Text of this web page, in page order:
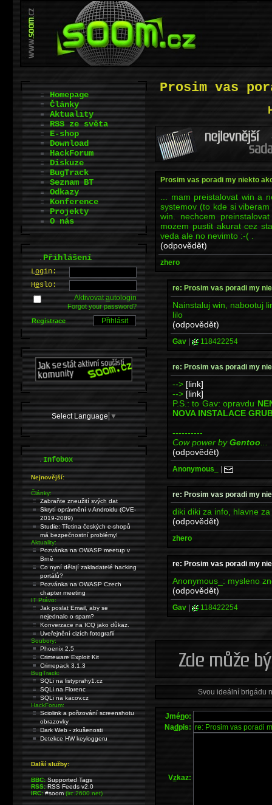
Prosim vas
Prosim vas poradi my niekto
... mam preistalovat win a
systemov (to kde si
win. nechcem
mozem pustit akurat cez
veda ale no nevimto :-( .
(odpovědět)
zhero
re: Prosim vas poradi my
Nainstaluj win, nabootuj
lilo
(odpovědět)
Gav | 118422254
re: Prosim vas poradi my
--> [link]
--> [link]
P.S.: to Gav: opravdu
NOVA INSTALACE
----------
Cow power byGentoo
(odpovědět)
Anonymous_ |
re: Prosim vas poradi my
diki diki za info, hlavne
(odpovědět)
zhero
re: Prosim vas poradi my
Anonymous_: mysleno
(odpovědět)
Gav | 118422254
Svou ideální brigádu
Jméno:
Nadpis:
Vzkaz:
Homepage
Články
Aktuality
RSS ze světa
E-shop
Download
HackForum
Diskuze
BugTrack
Seznam BT
Odkazy
Konference
Projekty
O nás
.Přihlášení
Login:
Heslo:
Aktivovatautologin
Forgot your password?
Registrace
Select Language ▼
.Infobox
Nejnovější:
Články:
Zabraňte zneužití svých dat
Skrytí oprávnění v Androidu (CVE-
2019-2089)
Studie: Třetina českých e-shopů
má bezpečnostní problémy!
Aktuality:
Pozvánka na OWASP meetup v
Brně
Co nyní dělají zakladatelé hacking
portálů?
Pozvánka na OWASP Czech
chapter meeting
IT Právo:
Jak poslat Email, aby se
nejednalo o spam?
Konverzace na ICQ jako důkaz.
Uveřejnění cizích fotografií
Soubory:
Phoenix 2.5
Crimeware Exploit Kit
Crimepack 3.1.3
BugTrack:
SQLi na listyprahy1.cz
SQLi na Florenc
SQLi na kacov.cz
HackForum:
Sciolink a pořizování screenshotu
obrazovky
Dark Web - zkušenosti
Detekce HW keyloggeru
Další služby:
BBC: Supported Tags
RSS: RSS Feeds v2.0
IRC: #soom(irc.2600.net)